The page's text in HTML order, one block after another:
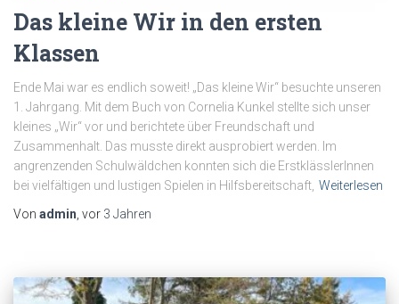
Das kleine Wir in den ersten
Klassen
Ende Mai war es endlich soweit! „Das kleine Wir“ besuchte unseren
1. Jahrgang. Mit dem Buch von Cornelia Kunkel stellte sich unser
kleines „Wir“ vor und berichtete über Freundschaft und
Zusammenhalt. Das musste direkt ausprobiert werden. Im
angrenzenden Schulwäldchen konnten sich die ErstklässlerInnen
bei vielfältigen und lustigen Spielen in Hilfsbereitschaft, Weiterlesen
Von admin , vor 3 Jahren